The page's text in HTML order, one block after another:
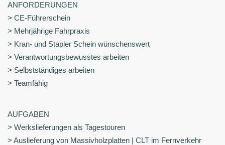
ANFORDERUNGEN
> CE-Führerschein
> Mehrjährige Fahrpraxis
> Kran- und Stapler Schein wünschenswert
> Verantwortungsbewusstes arbeiten
> Selbstständiges arbeiten
> Teamfähig
AUFGABEN
> Werkslieferungen als Tagestouren
> Auslieferung von Massivholzplatten | CLT im Fernverkehr